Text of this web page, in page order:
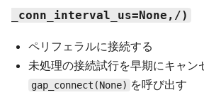
_conn_interval_us=None,/)
ペリフェラルに接続する
未処理の接続試行を早期にキャン
gap_connect(None) を呼び出す